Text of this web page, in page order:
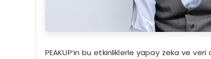
PEAKUP’ın bu etkinliklerle yapay zeka ve